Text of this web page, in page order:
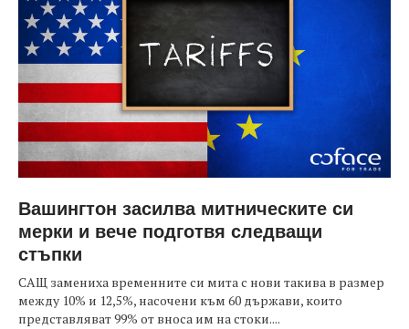
Вашингтон засилва митническите си
мерки и вече подготвя следващи
стъпки
САЩ замениха временните си мита с нови такива в размер
между 10% и 12,5%, насочени към 60 държави, които
представляват 99% от вноса им на стоки....